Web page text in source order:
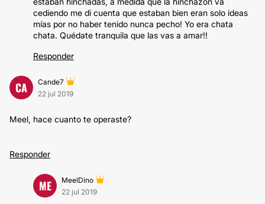
cediendo me di cuenta que estaban bien eran solo ideas
mías por no haber tenido nunca pecho! Yo era chata
chata. Quédate tranquila que las vas a amar!!
Responder
CA
Cande7
22 jul 2019
Meel, hace cuanto te operaste?
Responder
ME
MeelDino
22 jul 2019